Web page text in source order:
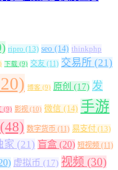
ripro (13) seo (14) thinkphp
下载 (9) 交友 (11) 交易所 (21)
博客 (9) 原创 (17) 发
(9) 影视 (10) 微信 (14) 手游
(48) 数字货币 (11) 易支付 (13)
家 (21) 盲盒 (20) 短视频 (11)
虚拟币 (17) 视频 (30)